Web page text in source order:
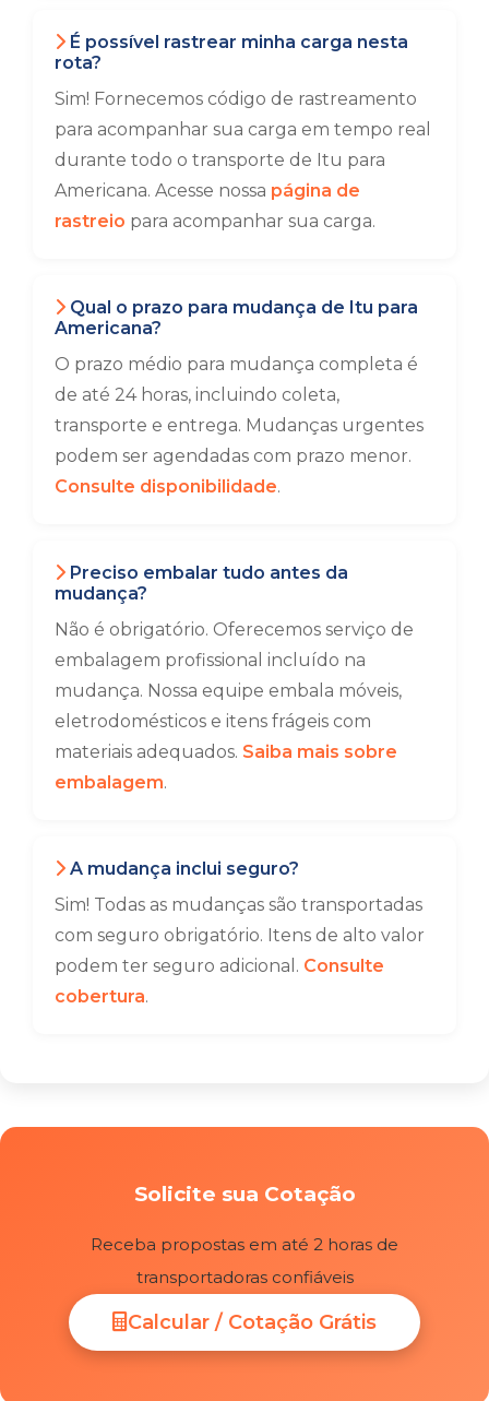
É possível rastrear minha carga nesta
rota?
Sim! Fornecemos código de rastreamento
para acompanhar sua carga em tempo real
durante todo o transporte de Itu para
Americana. Acesse nossa página de
rastreio para acompanhar sua carga.
Qual o prazo para mudança de Itu para
Americana?
O prazo médio para mudança completa é
de até 24 horas, incluindo coleta,
transporte e entrega. Mudanças urgentes
podem ser agendadas com prazo menor.
Consulte disponibilidade.
Preciso embalar tudo antes da
mudança?
Não é obrigatório. Oferecemos serviço de
embalagem profissional incluído na
mudança. Nossa equipe embala móveis,
eletrodomésticos e itens frágeis com
materiais adequados. Saiba mais sobre
embalagem.
A mudança inclui seguro?
Sim! Todas as mudanças são transportadas
com seguro obrigatório. Itens de alto valor
podem ter seguro adicional. Consulte
cobertura.
Solicite sua Cotação
Receba propostas em até 2 horas de
transportadoras confiáveis
Calcular / Cotação Grátis